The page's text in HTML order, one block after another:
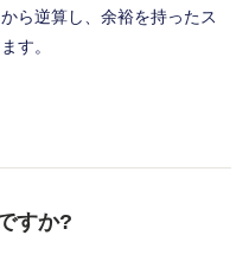
ら逆算し、余裕を持ったス
す。
すか?